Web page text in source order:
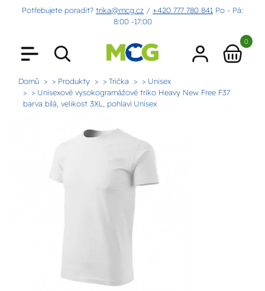
Potřebujete poradit? trika@mcg.cz / +420 777 780 841 Po - Pá:
8:00 -17:00
0
Domů > Produkty > Trička
> Unisex
> Unisexové vysokogramážové triko Heavy New Free F37
barva bílá, velikost 3XL, pohlaví Unisex